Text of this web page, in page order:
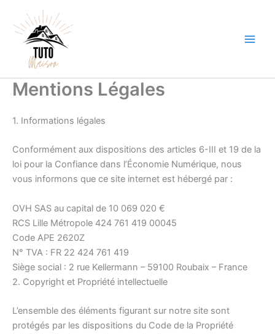
contenu
Mentions Légales
1. Informations légales
Conformément aux dispositions des articles 6-III et 19 de la
loi pour la Confiance dans l’Économie Numérique, nous
vous informons que ce site internet est hébergé par :
OVH SAS au capital de 10 069 020 €
RCS Lille Métropole 424 761 419 00045
Code APE 2620Z
N° TVA : FR 22 424 761 419
Siège social : 2 rue Kellermann – 59100 Roubaix – France
2. Copyright et Propriété intellectuelle
L’ensemble des éléments figurant sur notre site sont
protégés par les dispositions du Code de la Propriété